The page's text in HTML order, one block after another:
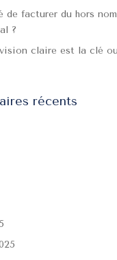
de facturer du hors
?
claire est la clé
récents